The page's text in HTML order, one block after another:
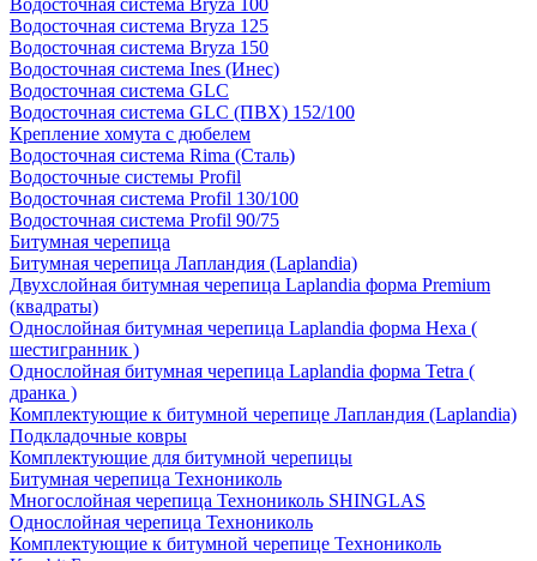
Водосточная система Bryza 100
Водосточная система Bryza 125
Водосточная система Bryza 150
Водосточная система Ines (Инес)
Водосточная система GLC
Водосточная система GLC (ПВХ) 152/100
Крепление хомута с дюбелем
Водосточная система Rima (Сталь)
Водосточные системы Profil
Водосточная система Profil 130/100
Водосточная система Profil 90/75
Битумная черепица
Битумная черепица Лапландия (Laplandia)
Двухслойная битумная черепица Laplandia форма Premium
(квадраты)
Однослойная битумная черепица Laplandia форма Hexa (
шестигранник )
Однослойная битумная черепица Laplandia форма Tetra (
дранка )
Комплектующие к битумной черепице Лапландия (Laplandia)
Подкладочные ковры
Комплектующие для битумной черепицы
Битумная черепица Технониколь
Многослойная черепица Технониколь SHINGLAS
Однослойная черепица Технониколь
Комплектующие к битумной черепице Технониколь